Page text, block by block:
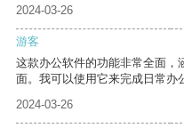
2024-03-26
游客
这款办公软件的功能非常全面，
面。我可以使用它来完成日常办
2024-03-26